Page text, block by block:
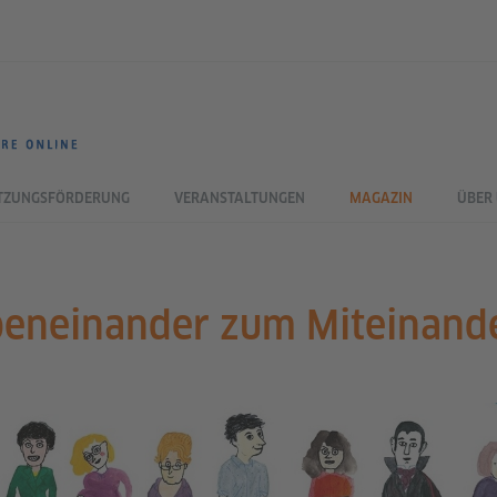
VERANSTALTUNGEN MAGAZIN ÜBER
zum